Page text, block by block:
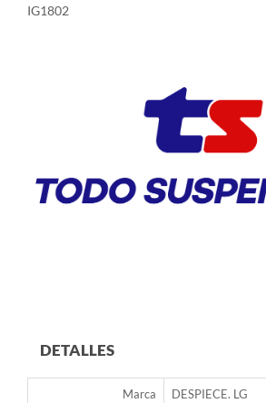
IG1802
DETALLES
Marca DESPIECE. LG